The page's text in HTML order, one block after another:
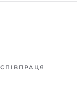
СПІВПРАЦЯ